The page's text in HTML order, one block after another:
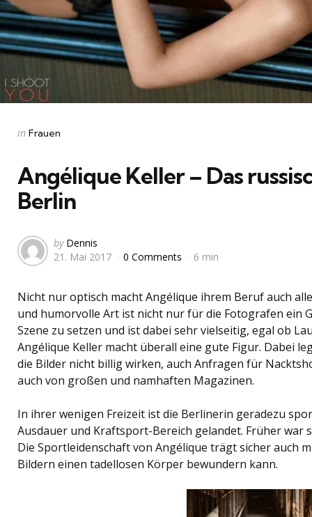
Categories
Posted
in Frauen
Angélique Keller – Das
Berlin
Posted
by
by Dennis
21. Mai 2017
0 Comments 6 min
Nicht nur optisch macht Angélique ihrem Beruf auch
und humorvolle Art ist nicht nur für die Fotografen ein
Szene zu setzen und ist dabei sehr vielseitig, egal ob
Angélique Keller macht überall eine gute Figur. Dabei
die Bilder nicht billig wirken, auch Anfragen für
auch von großen und namhaften Magazinen.
In ihrer wenigen Freizeit ist die Berlinerin geradezu
Ausdauer und Kraftsport-Bereich gelandet. Früher war
Die Sportleidenschaft von Angélique trägt sicher auch
Bildern einen tadellosen Körper bewundern kann.